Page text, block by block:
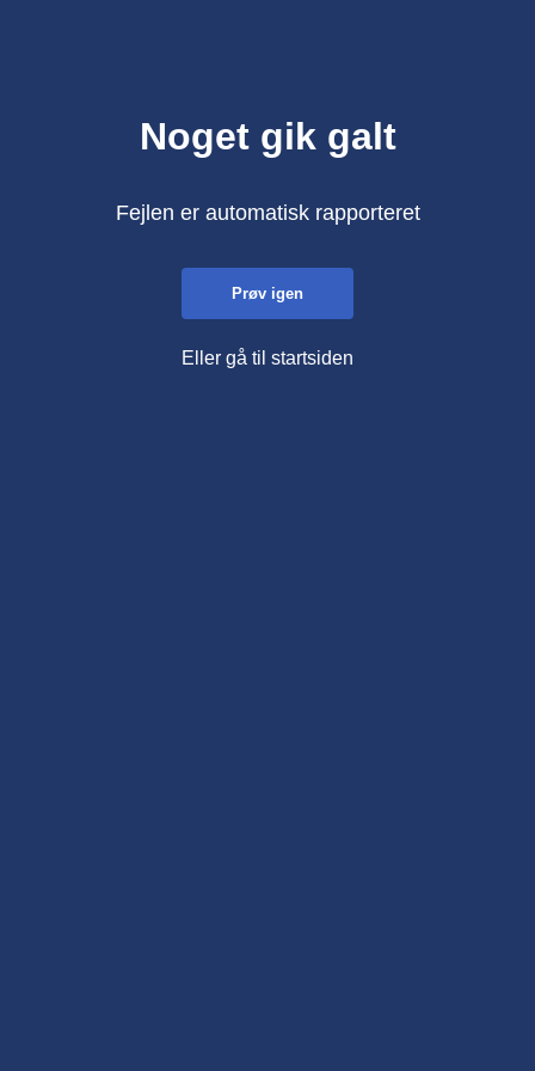
Noget gik galt
Fejlen er automatisk rapporteret
Prøv igen
Eller gå til startsiden